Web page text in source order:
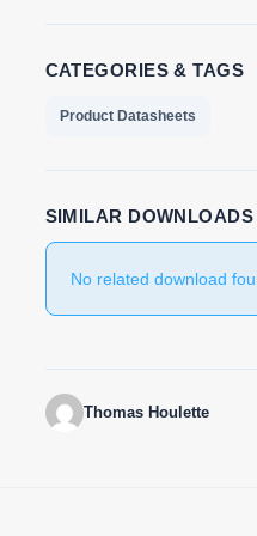
CATEGORIES & TAGS
Product Datasheets
SIMILAR DOWNLOADS
No related download
Thomas Houlette